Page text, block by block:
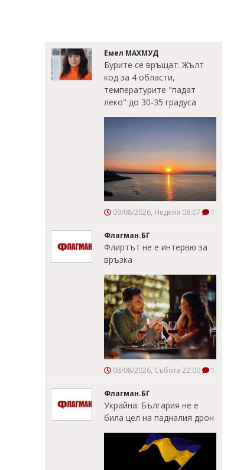
Емел МАХМУД
Бурите се връщат: Жълт
код за 4 области,
температурите "падат
леко" до 30-35 градуса
09/08/2026, Неделя 08:07 1
Флагман.БГ
Флиртът не е интервю за
връзка
08/08/2026, Събота 22:00 1
Флагман.БГ
Украйна: България не е
била цел на падналия дрон